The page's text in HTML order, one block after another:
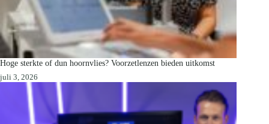
Hoge sterkte of dun hoornvlies? Voorzetlenzen bieden uitkomst
juli 3, 2026